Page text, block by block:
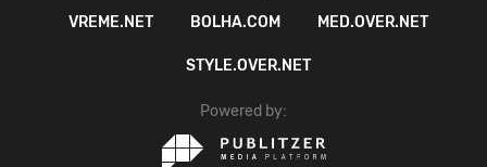
VREME.NET
BOLHA.COM MED.OVER.NET
STYLE.OVER.NET
Powered by: